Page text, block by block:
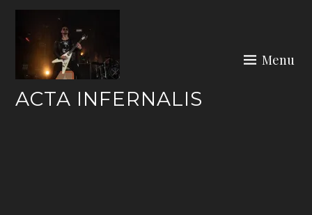
Skip
content
ACTA INFERNALIS
Menu